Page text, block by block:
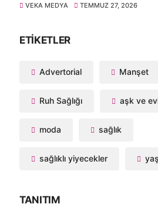
VEKA MEDYA TEMMUZ 27, 2026
ETIKETLER
Advertorial Manşet
Ruh Sağlığı aşk ve
moda sağlık
sağlıklı yiyecekler
TANITIM